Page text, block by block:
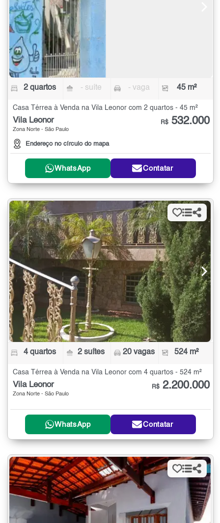
2 quartos - suíte - vaga 45 m²
Casa Térrea à Venda na Vila Leonor com 2 quartos - 45 m²
Vila Leonor
Zona Norte - São Paulo
Endereço no círculo do mapa
R$ 532.000
WhatsApp Contatar
4 quartos 2 suítes 20 vagas 524 m²
Casa Térrea à Venda na Vila Leonor com 4 quartos - 524 m²
Vila Leonor
Zona Norte - São Paulo
R$ 2.200.000
WhatsApp Contatar